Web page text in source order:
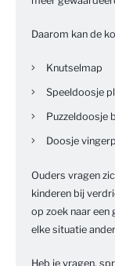
Daarom kan de
Knutselmap
Speeldoosje
Puzzeldoosje
Doosje
Ouders vragen
kinderen bij
op zoek naar een
elke situatie
Heb je vragen,